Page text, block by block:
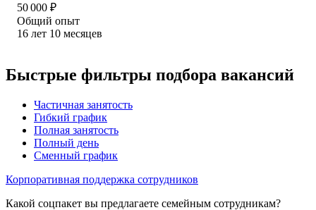
50 000 ₽
Общий опыт
16 лет 10 месяцев
Быстрые фильтры подбора вакансий
Частичная занятость
Гибкий график
Полная занятость
Полный день
Сменный график
Корпоративная поддержка сотрудников
Какой соцпакет вы предлагаете семейным сотрудникам?